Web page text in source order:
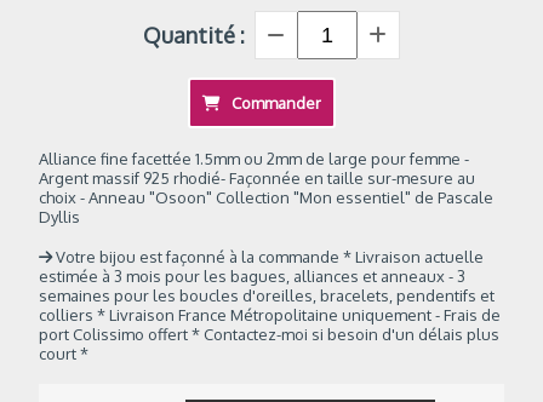
Quantité :
Commander
Alliance fine facettée 1.5mm ou 2mm de large pour femme -
Argent massif 925 rhodié- Façonnée en taille sur-mesure au
choix - Anneau "Osoon" Collection "Mon essentiel" de Pascale
Dyllis
Votre bijou est façonné à la commande * Livraison actuelle
estimée à 3 mois pour les bagues, alliances et anneaux - 3
semaines pour les boucles d'oreilles, bracelets, pendentifs et
colliers * Livraison France Métropolitaine uniquement - Frais de
port Colissimo offert * Contactez-moi si besoin d'un délais plus
court *